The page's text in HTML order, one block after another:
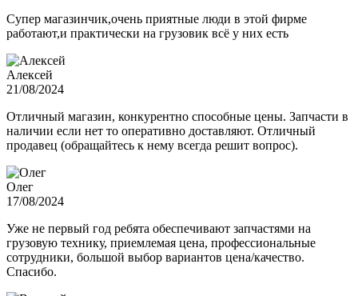
Супер магазинчик,очень приятные люди в этой фирме
работают,и практически на грузовик всё у них есть
Алексей
21/08/2024
Отличный магазин, конкурентно способные цены. Запчасти в
наличии если нет то оперативно доставляют. Отличный
продавец (обращайтесь к нему всегда решит вопрос).
Олег
17/08/2024
Уже не первый год ребята обеспечивают запчастями на
грузовую технику, приемлемая цена, профессиональные
сотрудники, большой выбор вариантов цена/качество.
Спасибо.